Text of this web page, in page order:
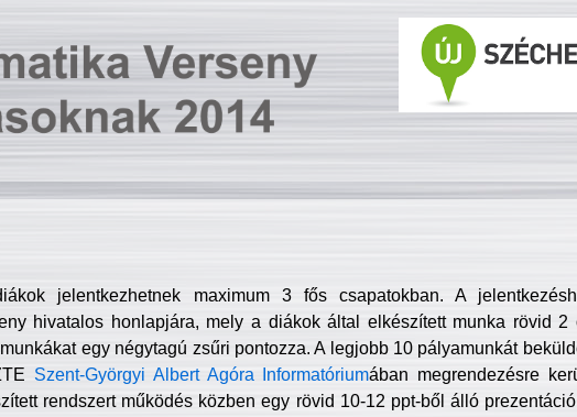
jelentkezhetnek maximum 3 fős csapatokban. A
hivatalos honlapjára, mely a diákok által elkészített munka rövid 2
egy négytagú zsűri pontozza. A legjobb 10 pályamunkát
Szent-Györgyi Albert Agóra Informatóriumában megrendezésre
rendszert működés közben egy rövid 10-12 ppt-ből álló